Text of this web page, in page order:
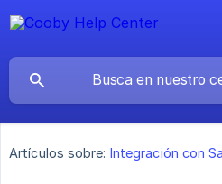
Artículos sobre: Integración con